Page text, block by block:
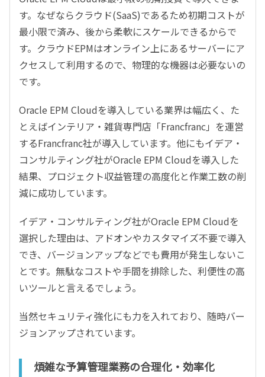
す。なぜならクラウド(SaaS)であるため初期コストが
最小限で済み、後から柔軟にスケールできるからで
す。クラウドEPMはオンライン上にあるサーバーにア
クセスして利用するので、物理的な機器は必要ないの
です。
Oracle EPM Cloudを導入している業界は幅広く、た
とえばインテリア・雑貨専門店「Francfranc」を運営
するFrancfranc社が導入しています。他にもイデア・
コンサルティング社がOracle EPM Cloudを導入した
結果、プロジェクト収益管理の高度化と作業工数の削
減に成功しています。
イデア・コンサルティング社がOracle EPM Cloudを
選択した理由は、アドオンやカスタマイズ不要で導入
でき、バージョンアップなどでも費用が発生しないこ
とです。無駄なコストや手間を排除した、利便性の高
いツールと言えるでしょう。
当然セキュリティ強化にも力を入れており、随時バー
ジョンアップされています。
煩雑な予算管理業務の合理化・効率化